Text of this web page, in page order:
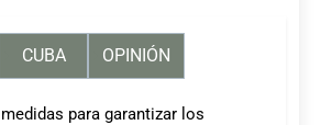
CUBA OPINIÓN
para garantizar los